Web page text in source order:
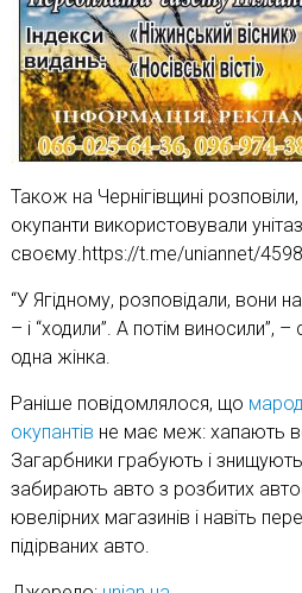
Також на Чернігівщині
окупанти використовували
своєму.https://t.me/uniannet/
“У Ягідному, розповідали, вони
– і “ходили”. А потім виносили”,
одна жінка.
Раніше повідомлялося, що
окупантів не має меж: хапають
Загарбники грабують і
забирають авто з розбитих
ювелірних магазинів і навіть
підірваних авто.